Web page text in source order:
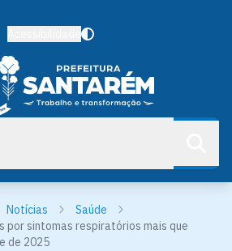
Notícias
Saúde
por sintomas respiratórios mais que
de 2025